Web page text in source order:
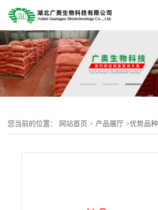
您当前的位置： 网站首页 > 产品展厅 >优势品种